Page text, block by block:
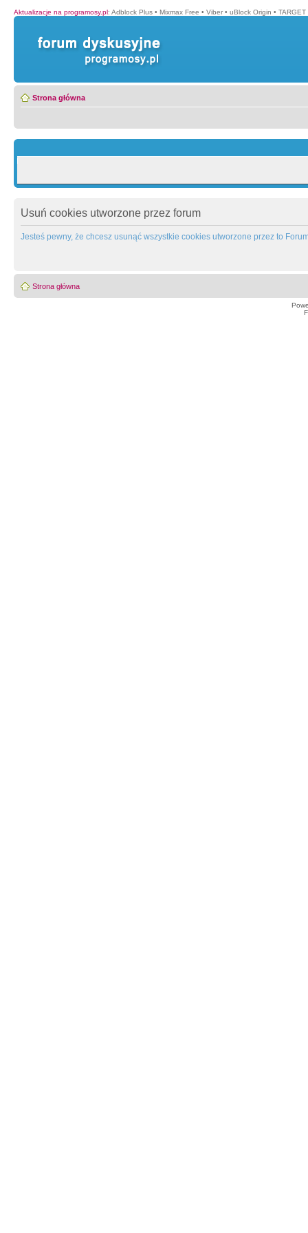
Aktualizacje na programosy.pl: Adblock Plus • Mixmax Free • Viber • uBlock Origin •
Strona główna
Usuń cookies utworzone przez forum
Jesteś pewny, że chcesz usunąć wszystkie cookies utworzone przez to
Strona główna